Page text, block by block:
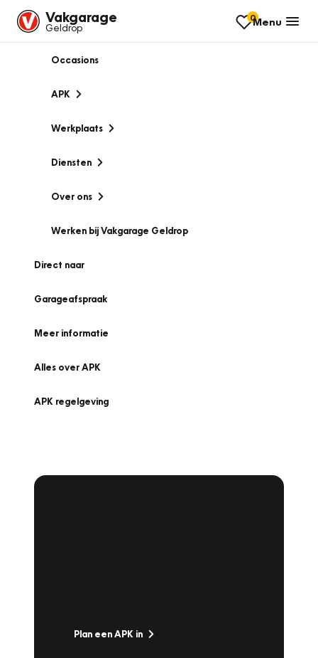
Vakgarage
Geldrop
0Menu
Occasions
APK
Werkplaats
Diensten
Over ons
Werken bij Vakgarage Geldrop
Direct naar
Garageafspraak
Meer informatie
Alles over APK
APK regelgeving
Plan een APK in